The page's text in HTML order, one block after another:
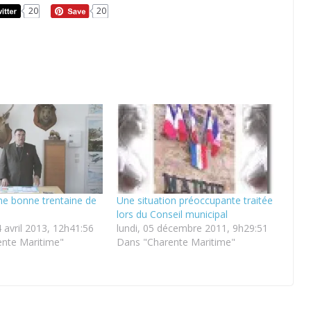
20 20
bonne trentaine de
2013, 12h41:56
Maritime"
Une situation préoccupante traitée
lors du Conseil municipal
lundi, 05 décembre 2011, 9h29:51
Dans "Charente Maritime"